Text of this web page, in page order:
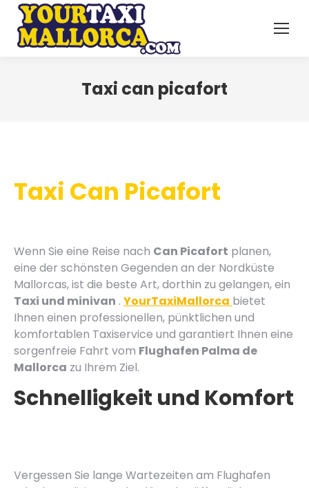
Taxi can picafort
Taxi Can Picafort
Wenn Sie eine Reise nach Can Picafort planen,
eine der schönsten Gegenden an der Nordküste
Mallorcas, ist die beste Art, dorthin zu gelangen, ein
Taxi und minivan . YourTaxiMallorca bietet
Ihnen einen professionellen, pünktlichen und
komfortablen Taxiservice und garantiert Ihnen eine
sorgenfreie Fahrt vom Flughafen Palma de
Mallorca zu Ihrem Ziel.
Schnelligkeit und Komfort
Vergessen Sie lange Wartezeiten am Flughafen